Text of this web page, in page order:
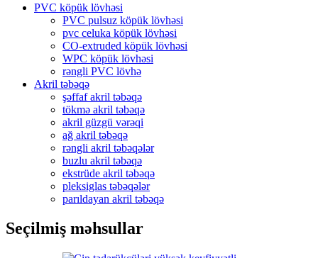
PVC köpük lövhəsi
PVC pulsuz köpük lövhəsi
pvc celuka köpük lövhəsi
CO-extruded köpük lövhəsi
WPC köpük lövhəsi
rəngli PVC lövhə
Akril təbəqə
şəffaf akril təbəqə
tökmə akril təbəqə
akril güzgü vərəqi
ağ akril təbəqə
rəngli akril təbəqələr
buzlu akril təbəqə
ekstrüde akril təbəqə
pleksiglas təbəqələr
parıldayan akril təbəqə
Seçilmiş məhsullar